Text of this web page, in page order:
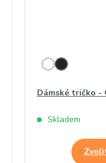
Dámské tričko -
Skladem